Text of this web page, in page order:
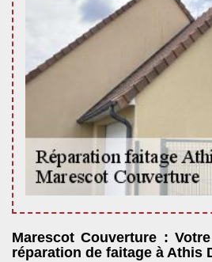
Marescot Couverture :
réparation de faitage à Athis